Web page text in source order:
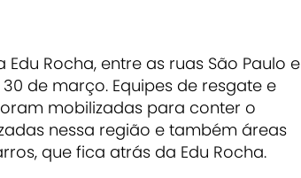
Rocha, entre as ruas São Paulo e
de março. Equipes de resgate e
mobilizadas para conter o
nessa região e também áreas
que fica atrás da Edu Rocha.